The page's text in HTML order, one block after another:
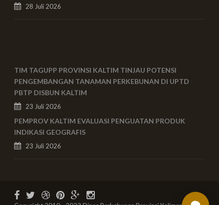
28 Juli 2026
TIM TAGUPP PROVINSI KALTIM TINJAU POTENSI
PENGEMBANGAN TANAMAN PERKEBUNAN DI UPTD
PBTP DISBUN KALTIM
23 Juli 2026
PEMPROV KALTIM EVALUASI PENGUATAN PRODUK
INDIKASI GEOGRAFIS
23 Juli 2026